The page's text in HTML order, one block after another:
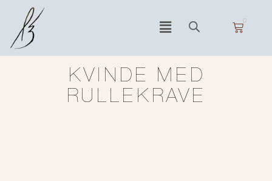
0
KVINDE MED
RULLEKRAVE